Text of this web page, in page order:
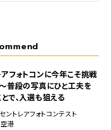
フォトコンに今年こそ挑戦
～普段の写真にひと工夫を
で、入選も狙える
セントレアフォトコンテスト
港